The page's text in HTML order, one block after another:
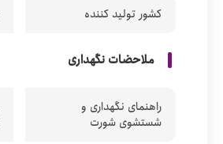
کشور تولید کننده
ملاحضات نگهداری
راهنمای نگهداری و
شستشوی شورت